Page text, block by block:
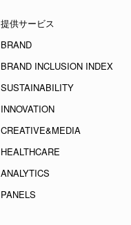
提供サービス
BRAND
BRAND INCLUSION INDEX
SUSTAINABILITY
INNOVATION
CREATIVE&MEDIA
HEALTHCARE
ANALYTICS
PANELS